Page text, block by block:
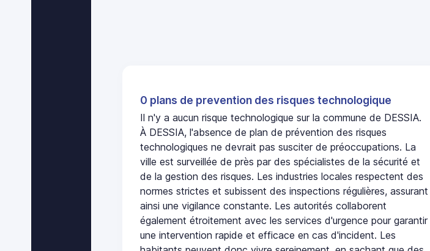
0 plans de prevention des risques technologique
Il n'y a aucun risque technologique sur la commune de DESSIA.
À DESSIA, l'absence de plan de prévention des risques
technologiques ne devrait pas susciter de préoccupations. La
ville est surveillée de près par des spécialistes de la sécurité et
de la gestion des risques. Les industries locales respectent des
normes strictes et subissent des inspections régulières, assurant
ainsi une vigilance constante. Les autorités collaborent
également étroitement avec les services d'urgence pour garantir
une intervention rapide et efficace en cas d'incident. Les